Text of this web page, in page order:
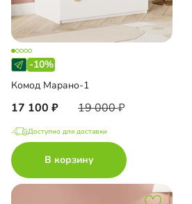
-10%
Комод Марано-1
17 100 19 000
Доступно для доставки
В корзину